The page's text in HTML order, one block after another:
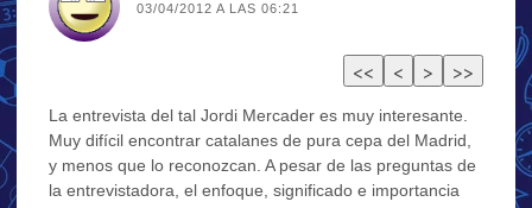
03/04/2012 A LAS 06:21
La entrevista del tal Jordi Mercader es muy interesante.
Muy difícil encontrar catalanes de pura cepa del Madrid,
y menos que lo reconozcan. A pesar de las preguntas de
la entrevistadora, el enfoque, significado e importancia